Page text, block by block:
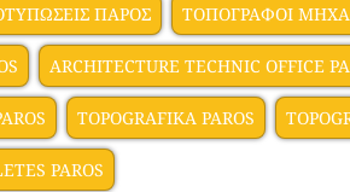
ΠΑΡΟΣ ΤΟΠΟΓΡΑΦΟΙ
ARCHITECTURE TECHNIC OFFICE
TOPOGRAFIKA PAROS
PAROS